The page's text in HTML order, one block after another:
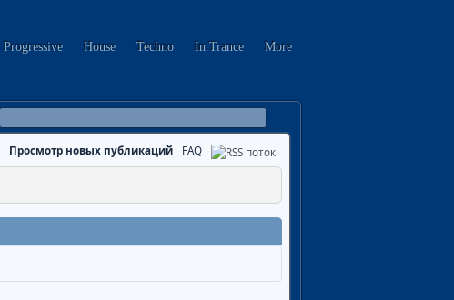
Progressive House Techno In.Trance More
Просмотр новых публикаций FAQ